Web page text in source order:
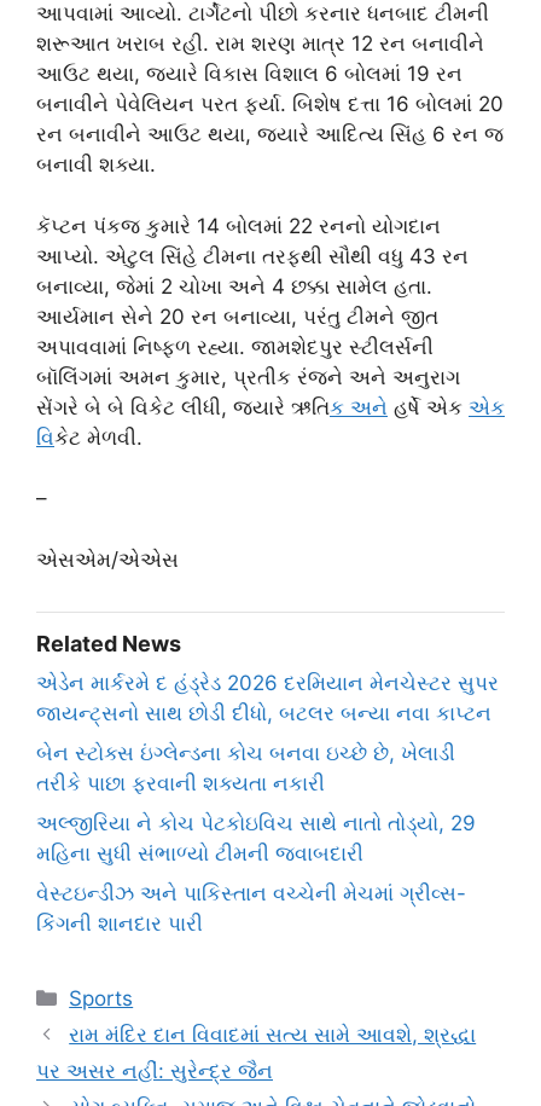
આપવામાં આવ્યો. ટાર્ગેટનો પીછો કરનાર ધનબાદ ટીમની
શરૂઆત ખરાબ રહી. રામ શરણ માત્ર 12 રન બનાવીને
આઉટ થયા, જ્યારે વિકાસ વિશાલ 6 બોલમાં 19 રન
બનાવીને પેવેલિયન પરત ફર્યા. બિશેષ દત્તા 16 બોલમાં 20
રન બનાવીને આઉટ થયા, જ્યારે આદિત્ય સિંહ 6 રન જ
બનાવી શક્યા.
કૅપ્ટન પંકજ કુમારે 14 બોલમાં 22 રનનો યોગદાન
આપ્યો. એટુલ સિંહે ટીમના તરફથી સૌથી વધુ 43 રન
બનાવ્યા, જેમાં 2 ચોખા અને 4 છક્કા સામેલ હતા.
આર્યમાન સેને 20 રન બનાવ્યા, પરંતુ ટીમને જીત
અપાવવામાં નિષ્ફળ રહ્યા. જામશેદપુર સ્ટીલર્સની
બૉલિંગમાં અમન કુમાર, પ્રતીક રંજને અને અનુરાગ
સેંગરે બે બે વિકેટ લીધી, જ્યારે ઋતિક અન ે હર્ષે એક એક
વિકેટ મેળવી.
–
એસએમ/એએસ
Related News
એડેન માર્કરમે દ હંડ્રેડ 2026 દરમિયાન મેનચેસ્ટર સુપર
જાયન્ટ્સનો સાથ છોડી દીધો, બટલર બન્યા નવા કાપ્ટન
બેન સ્ટોક્સ ઇંગ્લેન્ડના કોચ બનવા ઇચ્છે છે, ખેલાડી
તરીકે પાછા ફરવાની શક્યતા નકારી
અલ્જીરિયા ને કોચ પેટકોઇવિચ સાથે નાતો તોડ્યો, 29
મહિના સુધી સંભાળ્યો ટીમની જવાબદારી
વેસ્ટઇન્ડીઝ અને પાકિસ્તાન વચ્ચેની મેચમાં ગ્રીવ્સ-
કિંગની શાનદાર પારી
Categories
Sports
રામ મંદિર દાન વિવાદમાં સત્ય સામે આવશે, શ્રદ્ધા
પર અસર નહીં: સુરેન્દ્ર જૈન